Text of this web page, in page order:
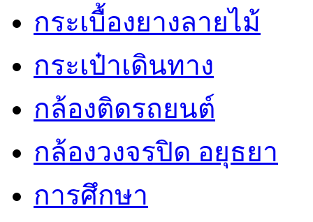
กระเบื้องยางลายไม้
กระเป๋าเดินทาง
กล้องติดรถยนต์
กล้องวงจรปิด อยุธยา
การศึกษา